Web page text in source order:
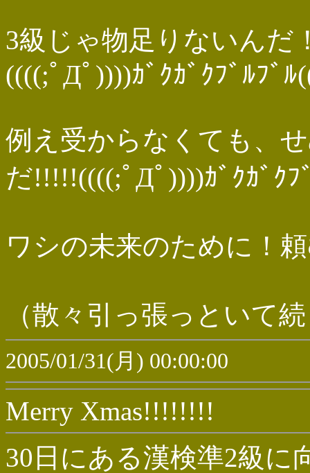
3級じゃ物足りないんだ
((((;ﾟДﾟ))))ｶﾞｸｶﾞｸﾌﾞﾙﾌﾞ
例え受からなくても、
だ!!!!!((((;ﾟДﾟ))))ｶﾞｸｶﾞｸﾌ
ワシの未来のために！
（散々引っ張っといて
2005/01/31(月) 00:00:00
Merry Xmas!!!!!!!!
30日にある漢検準2級に